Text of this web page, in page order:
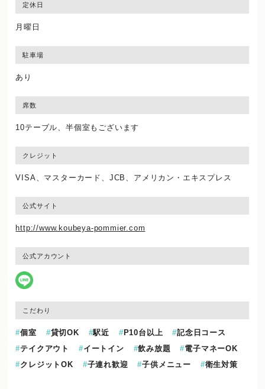
定休日
月曜日
駐車場
あり
席数
10テーブル、半個室もございます
クレジット
VISA、マスターカード、JCB、アメリカン・エキスプレス
公式サイト
http://www.koubeya-pommier.com
公式アカウント
こだわり
個室 貸切OK 駅近 P10台以上
記念日コース
テイクアウト
イートイン 飲み放題
電子マネーOK
クレジットOK
子連れ歓迎 子供メニュー 衛生対策